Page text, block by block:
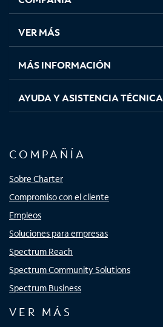
en
pestaña
nueva
en
pestaña
nueva
en
pestaña
nueva
en
nueva
VER MÁS
MÁS INFORMACIÓN
AYUDA Y ASISTENCIA TÉCNICA
COMPAÑÍA
Sobre Charter
Compromiso con el cliente
Empleos
Soluciones para empresas
Spectrum Reach
Spectrum Community Solutions
Spectrum Business
VER MÁS